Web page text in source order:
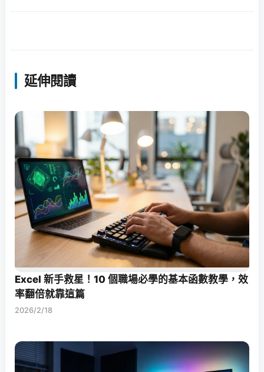
延伸閱讀
Excel 新手救星！10 個職場必學的基本函數教學，效
率翻倍就靠這篇
2026/2/18